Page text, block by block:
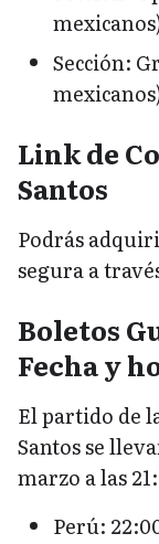
Sección:
Link de
Santos
Podrás
segura a
Boletos
Fecha y
El partido de
Santos se
marzo a las
Perú: